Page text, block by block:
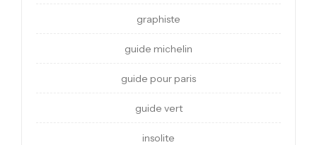
graphiste
guide michelin
guide pour paris
guide vert
insolite